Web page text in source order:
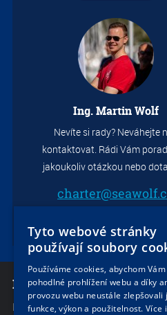
Ing. Martin Wolf
Nevíte si rady? Neváhejte
kontaktovat. Rádi Vám
jakoukoliv otázkou nebo
NEWSLETTER
Tyto webové stránky
používají soubory
Používáme cookies, abychom
pohodlné prohlížení webu a díky
provozu webu neustále zlepšovali
funkce, výkon a použitelnost.Více